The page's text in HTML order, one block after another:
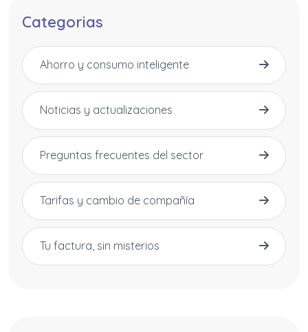
Categorias
Ahorro y consumo inteligente
Noticias y actualizaciones
Preguntas frecuentes del sector
Tarifas y cambio de compañía
Tu factura, sin misterios